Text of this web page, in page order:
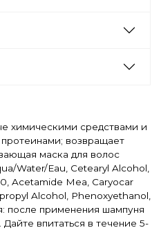
химическими средствами и
возвращает
маска для волос
Water/Eau, Cetearyl Alcohol,
Acetamide Mea, Caryocar
Alcohol, Phenoxyethanol,
после применения шампуня
впитаться в течение 5-